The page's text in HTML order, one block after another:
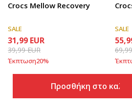
Crocs Mellow Recovery
SALE
31,99 EUR
39,99EUR
Έκπτωση20%
Προσθήκη στο καλάθι
SALE